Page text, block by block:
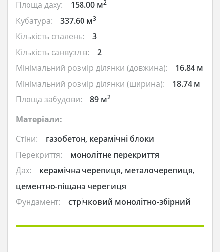
Площа даху: 158.00 м2
Кубатура: 337.60 м3
Кількість спалень:
3
Кількість санвузлів:
2
Мінімальний розмір ділянки (довжина):
16.84 м
Мінімальний розмір ділянки (ширина):
18.74 м
Площа забудови:
89 м2
Матеріали:
Стіни:
газобетон, керамічні блоки
Перекриття:
монолітне перекриття
Дах:
керамічна черепиця, металочерепиця,
цементно-піщана черепиця
Фундамент:
стрічковий монолітно-збірний